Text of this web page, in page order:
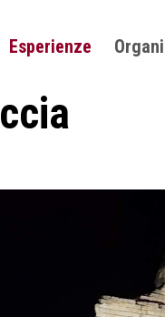
Esperienze